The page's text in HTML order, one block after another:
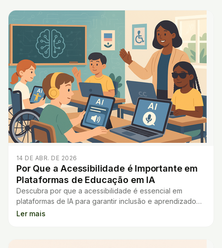
14 DE ABR. DE 2026
Por Que a Acessibilidade é Importante em
Plataformas de Educação em IA
Descubra por que a acessibilidade é essencial em
plataformas de IA para garantir inclusão e aprendizado
igualitário para todos os alunos.
Ler mais